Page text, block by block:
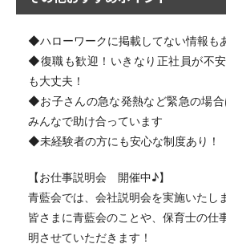
◆ハローワークに掲載してない情報も
◆復職も歓迎！いきなり正社員が不
も大丈夫！
◆お子さんの急な発熱など緊急の場
みんなで助け合っています
◆未経験者の方にも安心な制度あり！
【お仕事説明会 開催中♪】
青藍会では、会社説明会を実施いたし
皆さまに青藍会のことや、保育士の仕
明させていただきます！